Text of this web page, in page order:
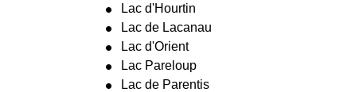
Lac d'Hourtin
Lac de Lacanau
Lac d'Orient
Lac Pareloup
Lac de Parentis